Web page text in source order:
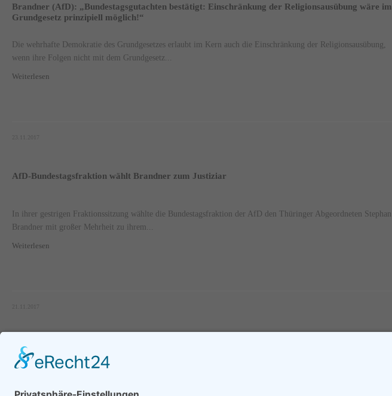
Brandner (AfD): „Bundestagsgutachten bestätigt: Einschränkung der Religionsausübung wäre im
Grundgesetz prinzipiell möglich!“
Die wehrhafte Demokratie des Grundgesetzes erlaubt im Kern auch die Einschränkung der Religionsausübung,
wenn ihre Folgen nicht mit dem Grundgesetz...
Weiterlesen
AfD-Bundestagsfraktion wählt Brandner zum Justiziar
In ihrer gestrigen Fraktionssitzung wählte die Bundestagsfraktion der AfD den Thüringer Abgeordneten Stephan
Brandner mit großer Mehrheit zu ihrem...
Weiterlesen